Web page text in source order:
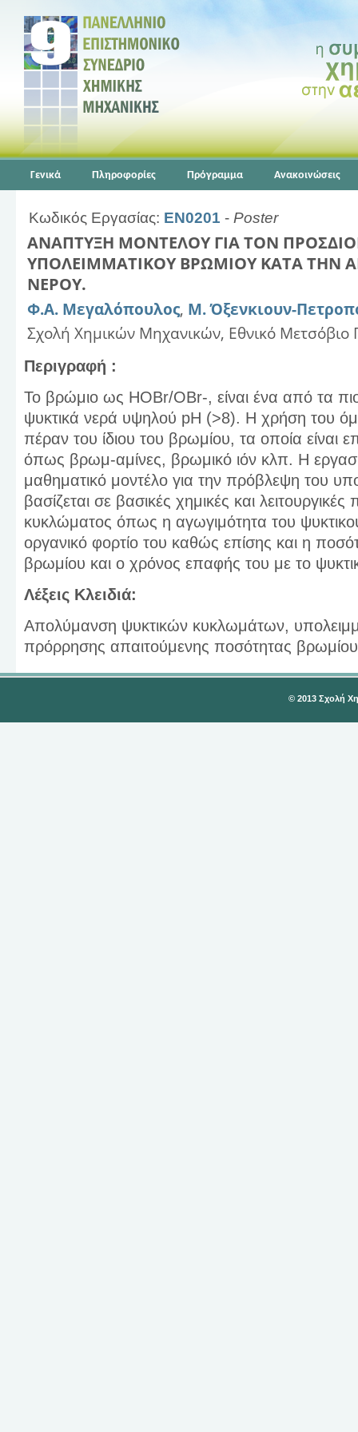
Γενικά Πληροφορίες Πρόγραμμα Ανακοινώσεις
Κωδικός Εργασίας: EN0201 - Poster
ΑΝΑΠΤΥΞΗ ΜΟΝΤΕΛΟΥ ΓΙΑ ΤΟΝ
ΥΠΟΛΕΙΜΜΑΤΙΚΟΥ ΒΡΩΜΙΟΥ ΚΑΤΑ ΤΗΝ
ΝΕΡΟΥ.
Φ.Α. Μεγαλόπουλος, Μ. Όξενκιουν-
Σχολή Χημικών Μηχανικών, Εθνικό Μετσόβιο
Περιγραφή :
Το βρώμιο ως ΗOBr/OBr-, είναι ένα από τα
ψυκτικά νερά υψηλού pH (>8). Η χρήση του
πέραν του ίδιου του βρωμίου, τα οποία είναι
όπως βρωμ-αμίνες, βρωμικό ιόν κλπ. Η
μαθηματικό μοντέλο για την πρόβλεψη του
βασίζεται σε βασικές χημικές και
κυκλώματος όπως η αγωγιμότητα του
οργανικό φορτίο του καθώς επίσης και η
βρωμίου και ο χρόνος επαφής του με το
Λέξεις Κλειδιά:
Απολύμανση ψυκτικών κυκλωμάτων,
πρόρρησης απαιτούμενης ποσότητας βρωμίου
© 2013 Σχολή